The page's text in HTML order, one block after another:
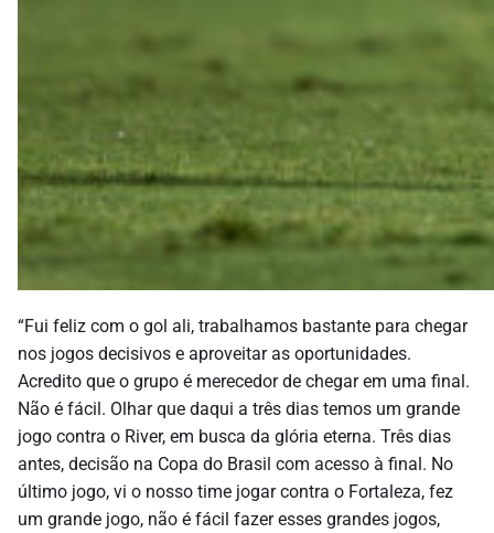
“Fui feliz com o gol ali, trabalhamos bastante para chegar
nos jogos decisivos e aproveitar as oportunidades.
Acredito que o grupo é merecedor de chegar em uma final.
Não é fácil. Olhar que daqui a três dias temos um grande
jogo contra o River, em busca da glória eterna. Três dias
antes, decisão na Copa do Brasil com acesso à final. No
último jogo, vi o nosso time jogar contra o Fortaleza, fez
um grande jogo, não é fácil fazer esses grandes jogos,